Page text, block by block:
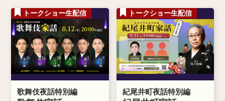
トークショー生配信
歌舞伎夜話特別編
トークショー生配信
紀尾井町夜話特別編